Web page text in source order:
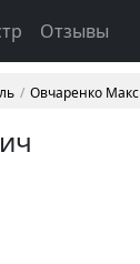
Отзывы
Овчаренко